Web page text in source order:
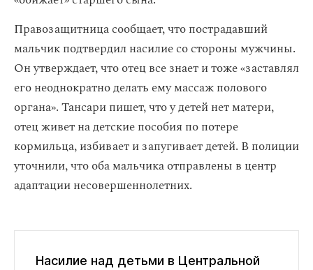
Правозащитница сообщает, что пострадавший
мальчик подтвердил насилие со стороны мужчины.
Он утверждает, что отец все знает и тоже «заставлял
его неоднократно делать ему массаж полового
органа». Тансари пишет, что у детей нет матери,
отец живет на детские пособия по потере
кормильца, избивает и запугивает детей. В полиции
уточнили, что оба мальчика отправлены в центр
адаптации несовершеннолетних.
Насилие над детьми в Центральной